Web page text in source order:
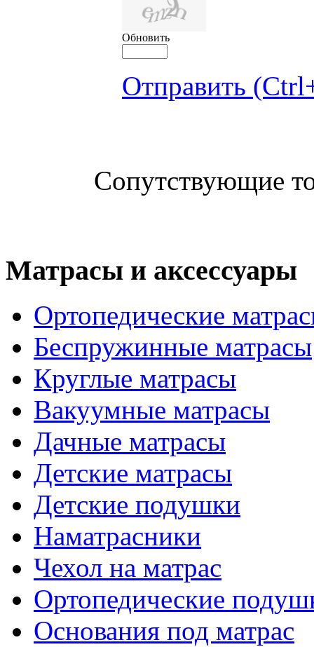
Обновить
Отправить
Сопутствующие
Матрасы и аксессуары
Ортопедические
Беспружинные матрасы
Круглые матрасы
Вакуумные матрасы
Дачные матрасы
Детские матрасы
Детские подушки
Наматрасники
Чехол на матрас
Ортопедические
Основания под матрас